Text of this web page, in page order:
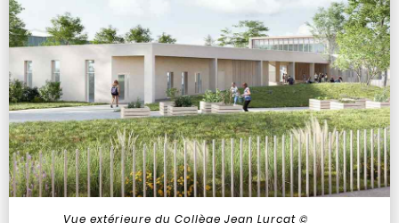
Vue extérieure du Collège Jean Lurçat©